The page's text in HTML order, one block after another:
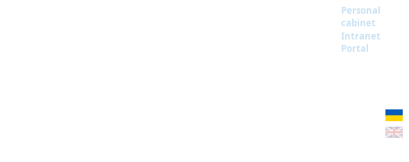
Personal
cabinet
Intranet
Portal